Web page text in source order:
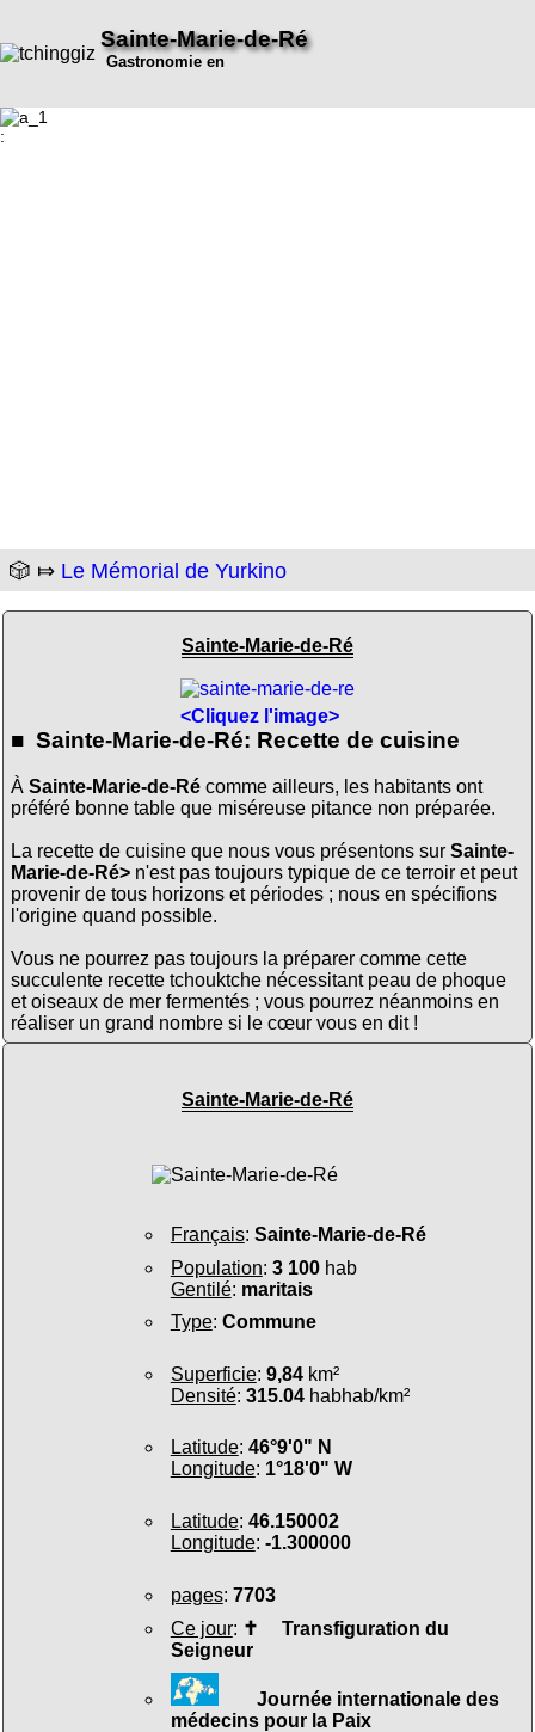
Sainte-Marie-de-Ré
Gastronomie en
:
🎲 ⤇ Le Mémorial de Yurkino
Sainte-Marie-de-Ré
<Cliquez l'image>
■ Sainte-Marie-de-Ré: Recette de cuisine
À Sainte-Marie-de-Récomme ailleurs, les habitants ont
préféré bonne table que miséreuse pitance non préparée.
La recette de cuisine que nous vous présentons sur Sainte-
Marie-de-Ré>n'est pas toujours typique de ce terroir et peut
provenir de tous horizons et périodes ; nous en spécifions
l'origine quand possible.
Vous ne pourrez pas toujours la préparer comme cette
succulente recette tchouktche nécessitant peau de phoque
et oiseaux de mer fermentés ; vous pourrez néanmoins en
réaliser un grand nombre si le cœur vous en dit !
Sainte-Marie-de-Ré
Français: Sainte-Marie-de-Ré
Population: 3 100hab
Gentilé: maritais
Type: Commune
Superficie: 9,84km²
Densité: 315.04habhab/km²
Latitude: 46°9'0" N
Longitude: 1°18'0" W
Latitude: 46.150002
Longitude: -1.300000
pages: 7703
Ce jour: ✝ Transfiguration du
Seigneur
Journée internationale des
médecins pour la Paix